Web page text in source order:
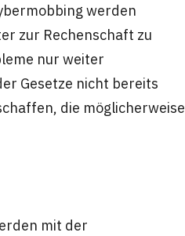
werden
zur Rechenschaft zu
nur weiter
Gesetze nicht bereits
die möglicherweise
mit der